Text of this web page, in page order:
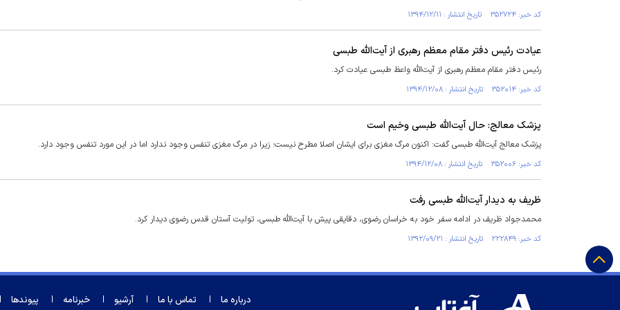
کد خبر: ۳۵۲۷۲۴ تاریخ انتشار : ۱۳۹۴/۱۲/۱۱
عیادت رئیس دفتر مقام معظم رهبری از آیت‌الله طبسی
رئیس دفتر مقام معظم رهبری از آیت‌الله واعظ طبسی عیادت کرد.
کد خبر: ۳۵۲۰۱۴ تاریخ انتشار : ۱۳۹۴/۱۲/۰۸
پزشک معالج: حال آیت‌الله طبسی وخیم است
‌پزشک معالج آیت‌الله طبسی گفت: اکنون مرگ مغزی برای ایشان اصلا مطرح نیست؛ زیرا در مرگ مغزی تنفس وجود ندارد اما در این مورد تنفس وجود دارد.
کد خبر: ۳۵۲۰۰۶ تاریخ انتشار : ۱۳۹۴/۱۲/۰۸
ظریف به دیدار آیت‌الله طبسی رفت
محمدجواد ظریف در ادامه سفر خود به خراسان رضوی، دقایقی پیش با آیت‌الله طبسی، تولیت آستان قدس رضوی دیدار کرد.
کد خبر: ۲۲۲۸۴۹ تاریخ انتشار : ۱۳۹۲/۰۹/۲۱
درباره ما تماس با ما آرشیو خبرنامه پیوندها